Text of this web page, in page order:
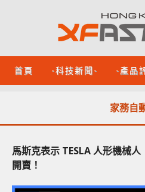
首頁 -科技新聞- -產品
家務自
馬斯克表示 TESLA 人形機械
開賣！